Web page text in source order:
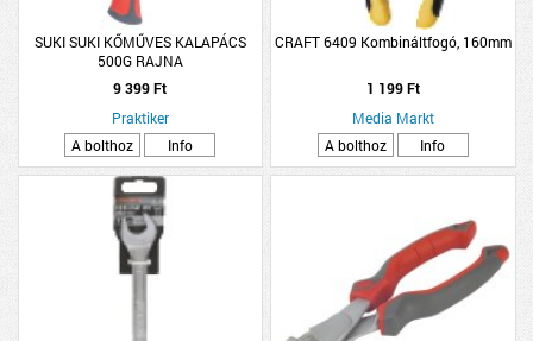
SUKI SUKI KŐMŰVES KALAPÁCS
500G RAJNA
9 399 Ft
Praktiker
A bolthoz
Info
CRAFT 6409 Kombináltfogó, 160mm
1 199 Ft
Media Markt
A bolthoz
Info